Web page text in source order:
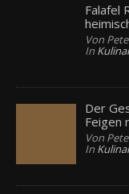
Falafel
Von
In
Der
Feigen
Von
In